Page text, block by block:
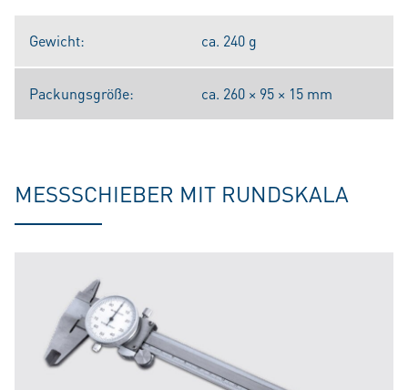
Gewicht: ca. 240 g
Packungsgröße: ca. 260 × 95 × 15 mm
MESSSCHIEBER MIT RUNDSKALA